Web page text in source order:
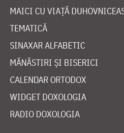
MAICI CU VIAȚĂ
TEMATICĂ
SINAXAR ALFABETIC
MĂNĂSTIRI ȘI BISERICI
CALENDAR ORTODOX
WIDGET DOXOLOGIA
RADIO DOXOLOGIA